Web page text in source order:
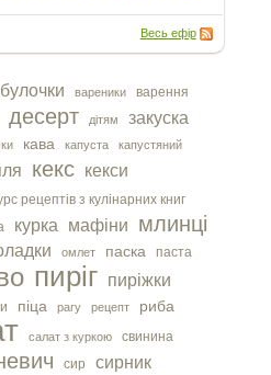
Весь ефір
булочки вареники варення
десерт дітям
закуска
кава капуста капустяний
кекс кекси
рецептів з кулінарних книг
курка мафіни млинці
омлет паска
паста
пиріг пиріжки
піца рагу рецепт риба
салат з куркою свинина
сир сирник